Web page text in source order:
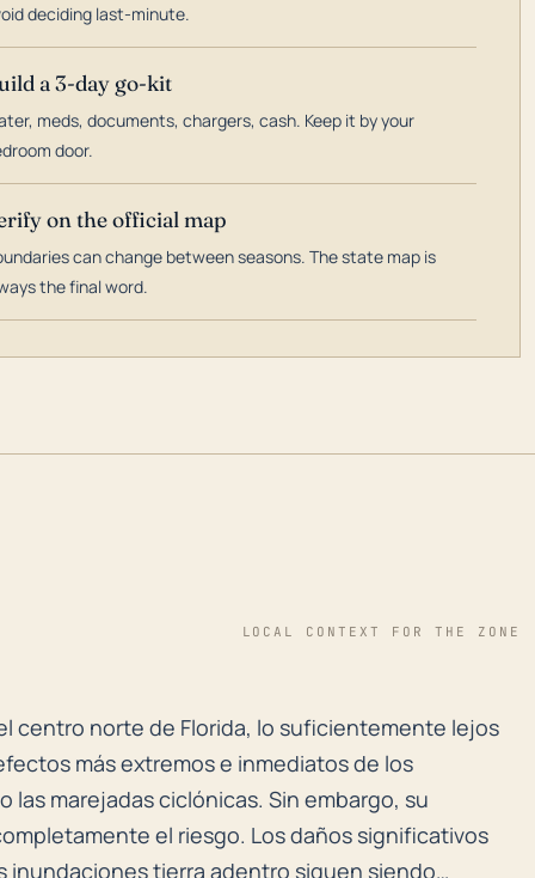
deciding last-minute.
a 3-day go-kit
meds, documents, chargers, cash. Keep it by your
door.
on the official map
can change between seasons. The state map is
the final word.
LOCAL CONTEXT FOR THE ZONE
centro norte de Florida, lo suficientemente lejos
centro norte de Florida, lo suficientemente lejos
más extremos e inmediatos de los
las marejadas ciclónicas. Sin embargo, su
el riesgo. Los daños significativos
inundaciones tierra adentro siguen siendo